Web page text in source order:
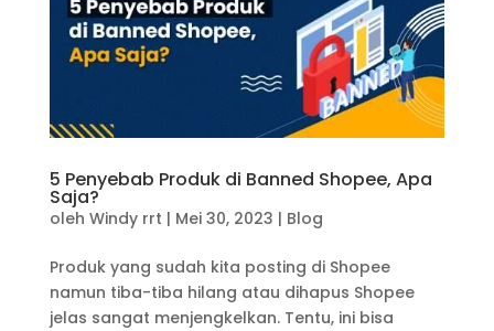
5 Penyebab Produk di Banned Shopee, Apa
Saja?
oleh Windy rrt | Mei 30, 2023 | Blog
Produk yang sudah kita posting di Shopee
namun tiba-tiba hilang atau dihapus Shopee
jelas sangat menjengkelkan. Tentu, ini bisa